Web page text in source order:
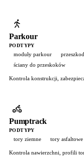
Parkour
PODTYPY
moduły parkour
ściany do przeskoków
Kontrola konstrukcji,
Pumptrack
PODTYPY
tory ziemne tory asfaltowe
Kontrola nawierzchni, profili